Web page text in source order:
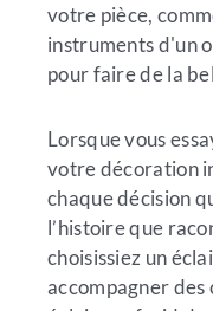
votre pièce,
instruments d'un
pour faire de la
Lorsque vous
votre décoration
chaque décision
l’histoire que
choisissiez un
accompagner des